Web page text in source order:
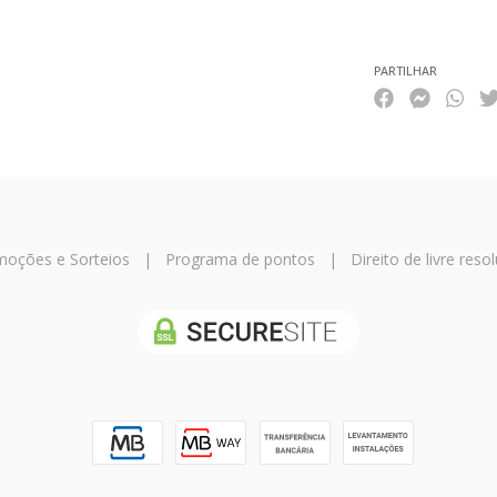
PARTILHAR
e Sorteios | Programa de pontos | Direito de livre